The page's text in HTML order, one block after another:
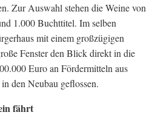
Zur Auswahl stehen die Weine von
1.000 Buchttitel. Im selben
mit einem großzügigen
Fenster den Blick direkt in die
Euro an Fördermitteln aus
den Neubau geflossen.
fährt